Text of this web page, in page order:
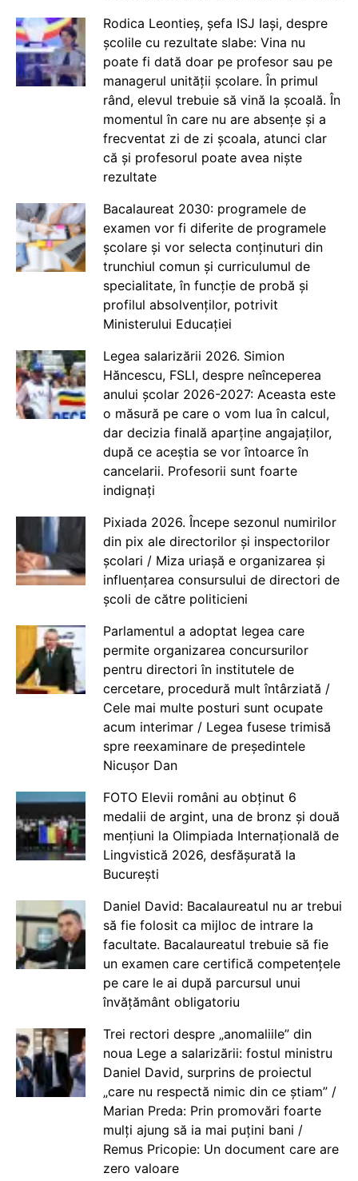
Rodica Leontieș, șefa ISJ Iași, despre
școlile cu rezultate slabe: Vina nu
poate fi dată doar pe profesor sau pe
managerul unității școlare. În primul
rând, elevul trebuie să vină la școală. În
momentul în care nu are absențe și a
frecventat zi de zi școala, atunci clar
că și profesorul poate avea niște
rezultate
Bacalaureat 2030: programele de
examen vor fi diferite de programele
școlare și vor selecta conținuturi din
trunchiul comun și curriculumul de
specialitate, în funcție de probă și
profilul absolvenților, potrivit
Ministerului Educației
Legea salarizării 2026. Simion
Hăncescu, FSLI, despre neînceperea
anului școlar 2026-2027: Aceasta este
o măsură pe care o vom lua în calcul,
dar decizia finală aparține angajaților,
după ce aceștia se vor întoarce în
cancelarii. Profesorii sunt foarte
indignați
Pixiada 2026. Începe sezonul numirilor
din pix ale directorilor și inspectorilor
școlari / Miza uriașă e organizarea și
influențarea consursului de directori de
școli de către politicieni
Parlamentul a adoptat legea care
permite organizarea concursurilor
pentru directori în institutele de
cercetare, procedură mult întârziată /
Cele mai multe posturi sunt ocupate
acum interimar / Legea fusese trimisă
spre reexaminare de președintele
Nicușor Dan
FOTO Elevii români au obținut 6
medalii de argint, una de bronz și două
mențiuni la Olimpiada Internațională de
Lingvistică 2026, desfășurată la
București
Daniel David: Bacalaureatul nu ar trebui
să fie folosit ca mijloc de intrare la
facultate. Bacalaureatul trebuie să fie
un examen care certifică competențele
pe care le ai după parcursul unui
învățământ obligatoriu
Trei rectori despre „anomaliile” din
noua Lege a salarizării: fostul ministru
Daniel David, surprins de proiectul
„care nu respectă nimic din ce știam” /
Marian Preda: Prin promovări foarte
mulți ajung să ia mai puțini bani /
Remus Pricopie: Un document care are
zero valoare